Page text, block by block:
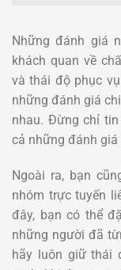
Những đánh giá
khách quan về
và thái độ phục
những đánh giá
nhau. Đừng chỉ
cả những đánh
Ngoài ra, bạn
nhóm trực tuyến
đây, bạn có thể
những người đã
hãy luôn giữ thái